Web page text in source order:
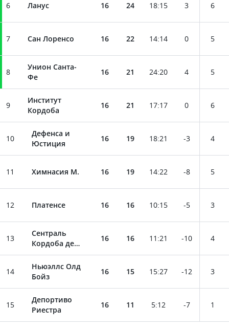
6 Ланус 16 24 18:15 3 6
7 Сан Лоренсо 16 22 14:14 0 5
8
Унион Санта-
Фе
16 21 24:20 4 5
9
Институт
Кордоба
16 21 17:17 0 6
10
Дефенса и
Юстиция
16 19 18:21 -3 4
11 Химнасия М. 16 19 14:22 -8 5
12 Платенсе 16 16 10:15 -5 3
13
Сентраль
Кордоба де
Сантьяго
16 16 11 :21 -10 4
14
Ньюэллс Олд
Бойз
16 15 15:27 -12 3
15
Депортиво
Риестра
16 11 5:12 -7 1